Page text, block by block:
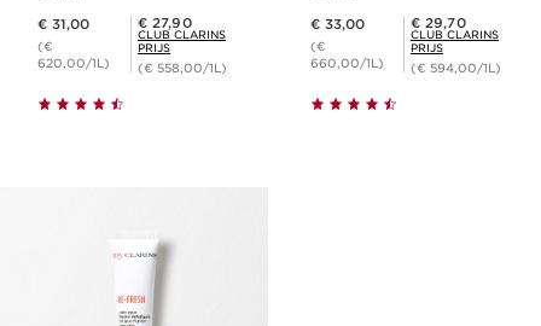
€ 31,00
(€
620,00/1L)
Club Clarins Prijs € 27,90
€ 27,90
CLUB CLARINS
PRIJS
(€ 558,00/1L)
€ 33,00
(€
660,00/1L)
Club Clarins Prijs € 29,70
€ 29,70
CLUB CLARINS
PRIJS
(€ 594,00/1L)